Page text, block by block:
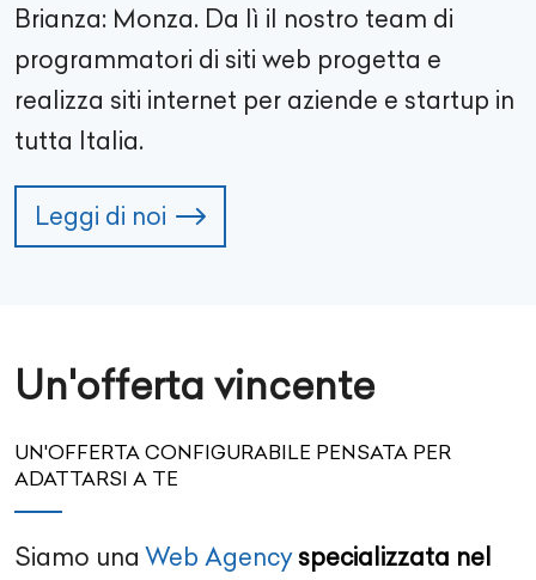
Brianza: Monza. Da lì il nostro team di
programmatori di siti web progetta e
realizza siti internet per aziende e startup in
tutta Italia.
Leggi di noi
Un'offerta vincente
UN'OFFERTA CONFIGURABILE PENSATA PER
ADATTARSI A TE
Siamo una Web Agencyspecializzata nel